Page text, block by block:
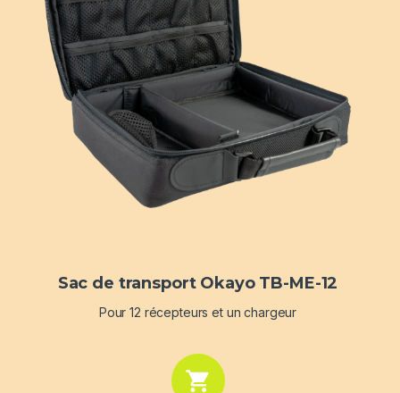
Sac de transport Okayo TB-ME-12
Pour 12 récepteurs et un chargeur